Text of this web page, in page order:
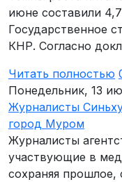
июне составили
Государственное
КНР. Согласно
Читать полностью
Понедельник, 13
Журналисты
город Муром
Журналисты
участвующие в
сохраняя прошлое,